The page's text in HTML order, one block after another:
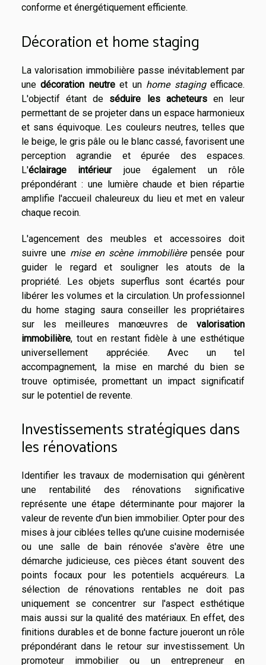
conforme et énergétiquement efficiente.
Décoration et home staging
La valorisation immobilière passe inévitablement par
unedécoration neutreet un home stagingefficace.
L'objectif étant de séduire les acheteursen leur
permettant de se projeter dans un espace harmonieux
et sans équivoque. Les couleurs neutres, telles que
le beige, le gris pâle ou le blanc cassé, favorisent une
perception agrandie et épurée des espaces.
L'éclairage intérieurjoue également un rôle
prépondérant : une lumière chaude et bien répartie
amplifie l'accueil chaleureux du lieu et met en valeur
chaque recoin.
L'agencement des meubles et accessoires doit
suivre une mise en scène immobilièrepensée pour
guider le regard et souligner les atouts de la
propriété. Les objets superflus sont écartés pour
libérer les volumes et la circulation. Un professionnel
du home staging saura conseiller les propriétaires
sur les meilleures manœuvres de valorisation
immobilière, tout en restant fidèle à une esthétique
universellement appréciée. Avec un tel
accompagnement, la mise en marché du bien se
trouve optimisée, promettant un impact significatif
sur le potentiel de revente.
Investissements stratégiques dans
les rénovations
Identifier les travaux de modernisation qui génèrent
une rentabilité des rénovations significative
représente une étape déterminante pour majorer la
valeur de revente d'un bien immobilier. Opter pour des
mises à jour ciblées telles qu'une cuisine modernisée
ou une salle de bain rénovée s'avère être une
démarche judicieuse, ces pièces étant souvent des
points focaux pour les potentiels acquéreurs. La
sélection de rénovations rentables ne doit pas
uniquement se concentrer sur l'aspect esthétique
mais aussi sur la qualité des matériaux. En effet, des
finitions durables et de bonne facture joueront un rôle
prépondérant dans le retour sur investissement. Un
promoteur immobilier ou un entrepreneur en